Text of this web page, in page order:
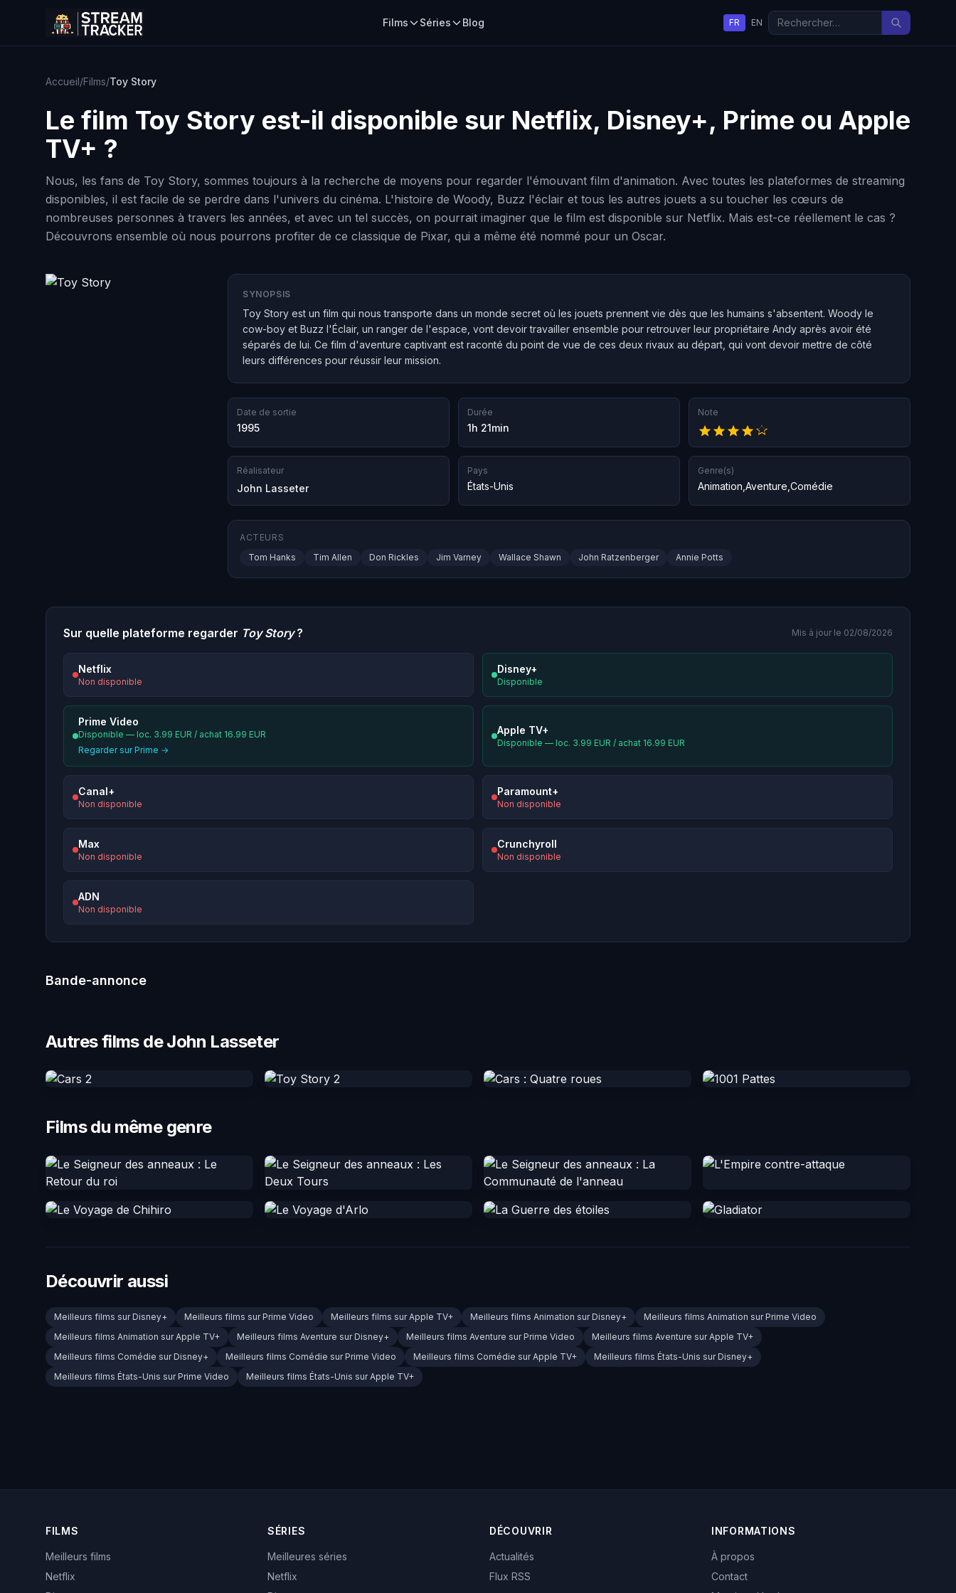
Films Séries Blog FR EN
Accueil/Films/Toy Story
Le film Toy Story est-il disponible sur Netflix, Disney+, Prime ou Apple
TV+ ?
Nous, les fans de Toy Story, sommes toujours à la recherche de moyens pour regarder l'émouvant film d'animation. Avec toutes les plateformes de streaming
disponibles, il est facile de se perdre dans l'univers du cinéma. L'histoire de Woody, Buzz l'éclair et tous les autres jouets a su toucher les cœurs de
nombreuses personnes à travers les années, et avec un tel succès, on pourrait imaginer que le film est disponible sur Netflix. Mais est-ce réellement le cas ?
Découvrons ensemble où nous pourrons profiter de ce classique de Pixar, qui a même été nommé pour un Oscar.
SYNOPSIS
Toy Story est un film qui nous transporte dans un monde secret où les jouets prennent vie dès que les humains s'absentent. Woody le
cow-boy et Buzz l'Éclair, un ranger de l'espace, vont devoir travailler ensemble pour retrouver leur propriétaire Andy après avoir été
séparés de lui. Ce film d'aventure captivant est raconté du point de vue de ces deux rivaux au départ, qui vont devoir mettre de côté
leurs différences pour réussir leur mission.
Date de sortie
1995
Durée
1h 21min
Note
Réalisateur
John Lasseter
Pays
États-Unis
Genre(s)
Animation Aventure Comédie
ACTEURS
Tom Hanks
Tim Allen Don Rickles Jim Varney Wallace Shawn John Ratzenberger Annie Potts
Sur quelle plateforme regarder Toy Story? Mis à jour le 02/08/2026
Netflix
Non disponible
Disney+
Disponible
Prime Video
Disponible — loc. 3.99 EUR / achat 16.99 EUR
Regarder sur Prime →
Apple TV+
Disponible — loc. 3.99 EUR / achat 16.99 EUR
Canal+
Non disponible
Paramount+
Non disponible
Max
Non disponible
Crunchyroll
Non disponible
ADN
Non disponible
Bande-annonce
Autres films de John Lasseter
Films du même genre
Découvrir aussi
Meilleurs films sur Disney+ Meilleurs films sur Prime Video Meilleurs films sur Apple TV+ Meilleurs films Animation sur Disney+
Meilleurs films Animation sur Prime Video
Meilleurs films Animation sur Apple TV+
Meilleurs films Aventure sur Disney+ Meilleurs films Aventure sur Prime Video
Meilleurs films Aventure sur Apple TV+
Meilleurs films Comédie sur Disney+
Meilleurs films Comédie sur Prime Video Meilleurs films Comédie sur Apple TV+
Meilleurs films États-Unis sur Disney+
Meilleurs films États-Unis sur Prime Video
Meilleurs films États-Unis sur Apple TV+
FILMS
Meilleurs films
Netflix
SÉRIES
Meilleures séries
Netflix
DÉCOUVRIR
Actualités
Flux RSS
INFORMATIONS
À propos
Contact